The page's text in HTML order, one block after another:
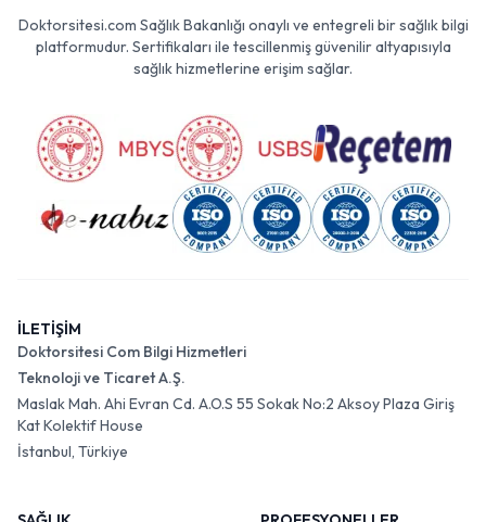
Doktorsitesi.com Sağlık Bakanlığı onaylı ve entegreli bir sağlık bilgi
platformudur. Sertifikaları ile tescillenmiş güvenilir altyapısıyla
sağlık hizmetlerine erişim sağlar.
İLETİŞİM
Doktorsitesi Com Bilgi Hizmetleri
Teknoloji ve Ticaret A.Ş.
Maslak Mah. Ahi Evran Cd. A.O.S 55 Sokak No:2 Aksoy Plaza Giriş
Kat Kolektif House
İstanbul, Türkiye